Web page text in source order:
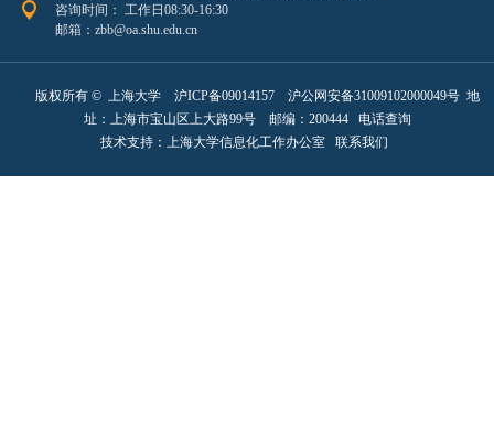
咨询时间： 工作日08:30-16:30
邮箱：zbb@oa.shu.edu.cn
版权所有 ©上海大学 沪ICP备09014157 沪公网安备31009102000049号地
址：上海市宝山区上大路99号 邮编：200444 电话查询
技术支持：
上海大学信息化工作办公室 联系我们